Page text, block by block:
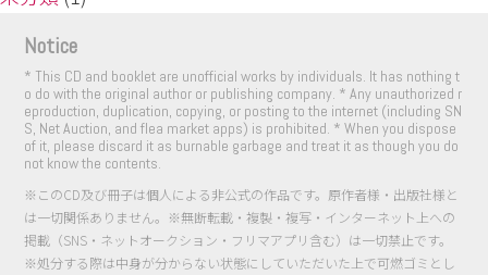
Notice
* This CD and booklet are unofficial works by individuals. It has nothing t
o do with the original author or publishing company. * Any unauthorized r
eproduction, duplication, copying, or posting to the internet (including SN
S, Net Auction, and flea market apps) is prohibited. * When you dispose
of it, please discard it as burnable garbage and treat it as though you do
not know the contents.
※このCD及び冊子は個人による非公式の作品です。原作者様・出版社様と
は一切関係ありません。※無断転載・複製・複写・インターネット上への
掲載（SNS・ネットオークション・フリマアプリ含む）は一切禁止です。
※処分する際は中身が分からない状態にしていただいた上で可燃ゴミとし